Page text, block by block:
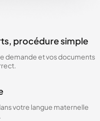
procédure simple
demande et vos documents
votre langue maternelle